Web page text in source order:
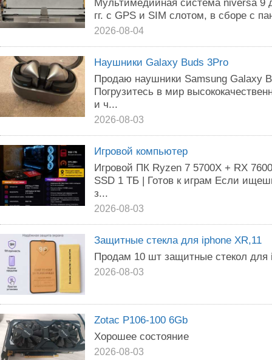
Мультимедийная система niversa 9
гг. с GPS и SIM слотом, в сборе с
2026-08-04
Наушники Galaxy Buds 3Pro
Продаю наушники Samsung Galaxy
Погрузитесь в мир
и ч...
2026-08-03
Игровой компьютер
Игровой ПК Ryzen 7 5700X + RX
SSD 1 ТБ | Готов к играм Если
з...
2026-08-03
Защитные стекла для iphone XR,11
Продам 10 шт защитные стекол для
2026-08-03
Zotac P106-100 6Gb
Хорошее состояние
2026-08-03